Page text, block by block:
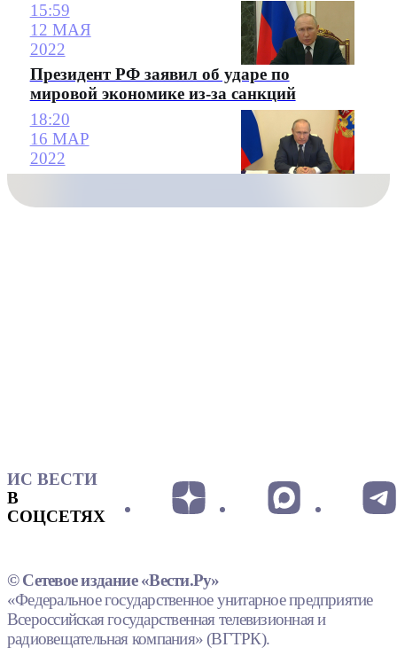
15:59
12 МАЯ
2022
Президент РФ заявил об ударе по
мировой экономике из-за санкций
18:20
16 МАР
2022
ИС ВЕСТИ
В
СОЦСЕТЯХ
© Сетевое издание «Вести.Ру»
«Федеральное государственное унитарное предприятие
Всероссийская государственная телевизионная и
радиовещательная компания» (ВГТРК).